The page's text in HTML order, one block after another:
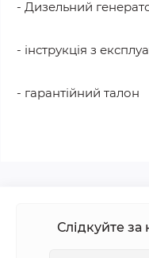
- Дизельний
- інструкція з
- гарантійний талон
Слідкуйте